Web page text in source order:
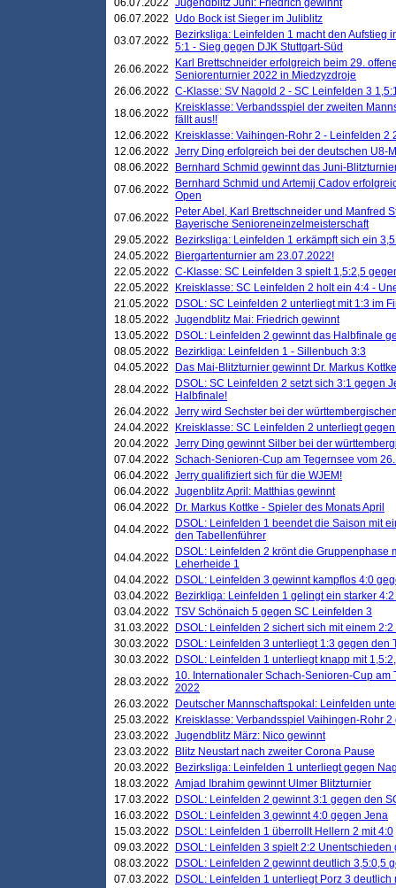
06.07.2022 Jugendblitz Juni: Friedrich gewinnt
06.07.2022
Udo Bock ist Sieger im Juliblitz
03.07.2022
Bezirksliga: Leinfelden 1 macht den Aufstieg
5:1 - Sieg gegen DJK Stuttgart-Süd
26.06.2022
Karl Brettschneider erfolgreich beim 29.
Seniorenturnier 2022 in Miedzyzdroje
26.06.2022 C-Klasse: SV Nagold 2 - SC Leinfelden 3
18.06.2022
Kreisklasse: Verbandsspiel der zweiten
fällt aus!!
12.06.2022
Kreisklasse: Vaihingen-Rohr 2 - Leinfelden 2
12.06.2022 Jerry Ding erfolgreich bei der deutschen U8-
08.06.2022
Bernhard Schmid gewinnt das Juni-
07.06.2022
Bernhard Schmid und Artemij Cadov
Open
07.06.2022
Peter Abel, Karl Brettschneider und Manfred
Bayerische Senioreneinzelmeisterschaft
29.05.2022
Bezirksliga: Leinfelden 1 erkämpft sich ein
24.05.2022
Biergartenturnier am 23.07.2022!
22.05.2022 C-Klasse: SC Leinfelden 3 spielt 1,5:2,5
22.05.2022
Kreisklasse: SC Leinfelden 2 holt ein 4:4 -
21.05.2022
DSOL: SC Leinfelden 2 unterliegt mit 1:3 im
18.05.2022 Jugendblitz Mai: Friedrich gewinnt
13.05.2022
DSOL: Leinfelden 2 gewinnt das Halbfinale
08.05.2022
Bezirkliga: Leinfelden 1 - Sillenbuch 3:3
04.05.2022
Das Mai-Blitzturnier gewinnt Dr. Markus
28.04.2022
DSOL: SC Leinfelden 2 setzt sich 3:1 gegen
Halbfinale!
26.04.2022 Jerry wird Sechster bei der
24.04.2022
Kreisklasse: SC Leinfelden 2 unterliegt
20.04.2022 Jerry Ding gewinnt Silber bei der
07.04.2022 Schach-Senioren-Cup am Tegernsee vom
06.04.2022 Jerry qualifiziert sich für die WJEM!
06.04.2022 Jugenblitz April: Matthias gewinnt
06.04.2022
Dr. Markus Kottke - Spieler des Monats April
04.04.2022
DSOL: Leinfelden 1 beendet die Saison mit
den Tabellenführer
04.04.2022
DSOL: Leinfelden 2 krönt die Gruppenphase
Leherheide 1
04.04.2022
DSOL: Leinfelden 3 gewinnt kampflos 4:0
03.04.2022
Bezirkliga: Leinfelden 1 gelingt ein starker
03.04.2022 TSV Schönaich 5 gegen SC Leinfelden 3
31.03.2022
DSOL: Leinfelden 2 sichert sich mit einem
30.03.2022
DSOL: Leinfelden 3 unterliegt 1:3 gegen den
30.03.2022
DSOL: Leinfelden 1 unterliegt knapp mit
28.03.2022
10. Internationaler Schach-Senioren-Cup am
2022
26.03.2022
Deutscher Mannschaftspokal: Leinfelden
25.03.2022
Kreisklasse: Verbandsspiel Vaihingen-Rohr
23.03.2022 Jugendblitz März: Nico gewinnt
23.03.2022
Blitz Neustart nach zweiter Corona Pause
20.03.2022
Bezirksliga: Leinfelden 1 unterliegt gegen
18.03.2022 Amjad Ibrahim gewinnt Ulmer Blitzturnier
17.03.2022
DSOL: Leinfelden 2 gewinnt 3:1 gegen den
16.03.2022
DSOL: Leinfelden 3 gewinnt 4:0 gegen Jena
15.03.2022
DSOL: Leinfelden 1 überrollt Hellern 2 mit 4:0
09.03.2022
DSOL: Leinfelden 3 spielt 2:2 Unentschieden
08.03.2022
DSOL: Leinfelden 2 gewinnt deutlich 3,5:0,5
07.03.2022
DSOL: Leinfelden 1 unterliegt Porz 3 deutlich